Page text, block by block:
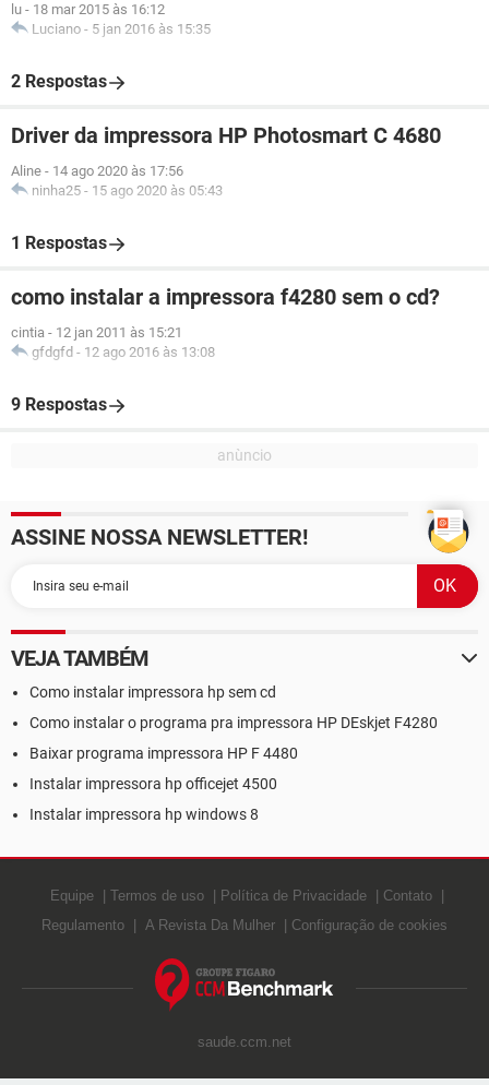
lu - 18 mar 2015 às 16:12
Luciano - 5 jan 2016 às 15:35
2 Respostas
Driver da impressora HP Photosmart C 4680
Aline - 14 ago 2020 às 17:56
ninha25 - 15 ago 2020 às 05:43
1 Respostas
como instalar a impressora f4280 sem o cd?
cintia - 12 jan 2011 às 15:21
gfdgfd - 12 ago 2016 às 13:08
9 Respostas
ASSINE NOSSA NEWSLETTER!
VEJA TAMBÉM
Como instalar impressora hp sem cd
Como instalar o programa pra impressora HP DEskjet F4280
Baixar programa impressora HP F 4480
Instalar impressora hp officejet 4500
Instalar impressora hp windows 8
Equipe Termos de uso Política de Privacidade
Contato
Regulamento
A Revista Da Mulher Configuração de cookies
saude.ccm.net